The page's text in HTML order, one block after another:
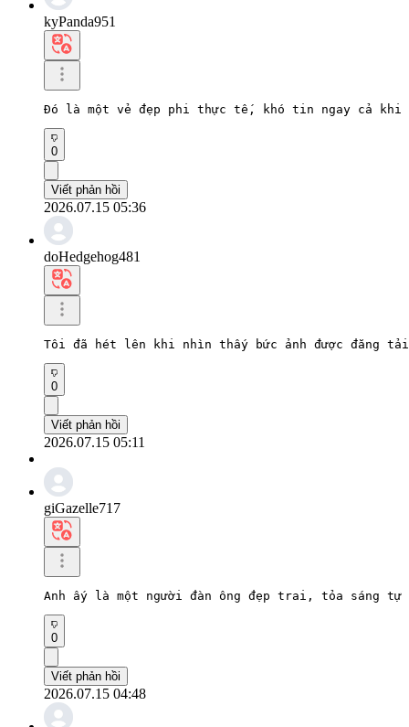
kyPanda951
Đó là một vẻ đẹp phi thực tế, khó tin ngay cả khi
0
Viết phản hồi
2026.07.15 05:36
doHedgehog481
Tôi đã hét lên khi nhìn thấy bức ảnh được đăng
0
Viết phản hồi
2026.07.15 05:11
giGazelle717
Anh ấy là một người đàn ông đẹp trai, tỏa sáng
0
Viết phản hồi
2026.07.15 04:48